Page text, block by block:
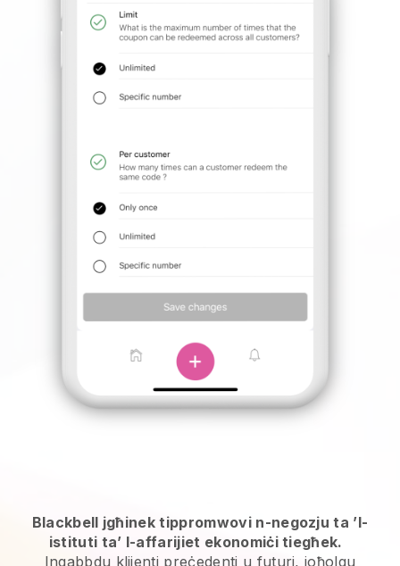
Blackbell jgħinek tippromwovi n-negozju ta ’l-
istituti ta’ l-affarijiet ekonomiċi tiegħek.
Inqabbdu klijenti preċedenti u futuri, joħolqu